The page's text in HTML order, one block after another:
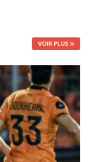
VOIR PLUS